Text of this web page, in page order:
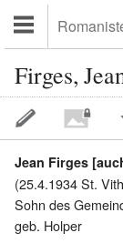
Firges,
Jean Firges
(25.4.1934 St.
Sohn des
geb. Holper